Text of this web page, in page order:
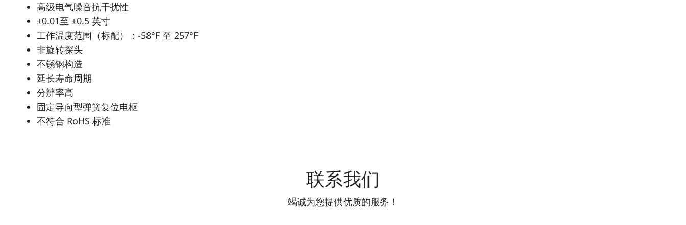
高级电气噪音抗干扰性
±0.01至 ±0.5 英寸
工作温度范围（标配）：-58°F 至 257°F
非旋转探头
不锈钢构造
延长寿命周期
分辨率高
固定导向型弹簧复位电枢
不符合 RoHS 标准
联系我们
竭诚为您提供优质的服务！